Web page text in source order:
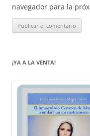
navegador para la
¡YA A LA VENTA!